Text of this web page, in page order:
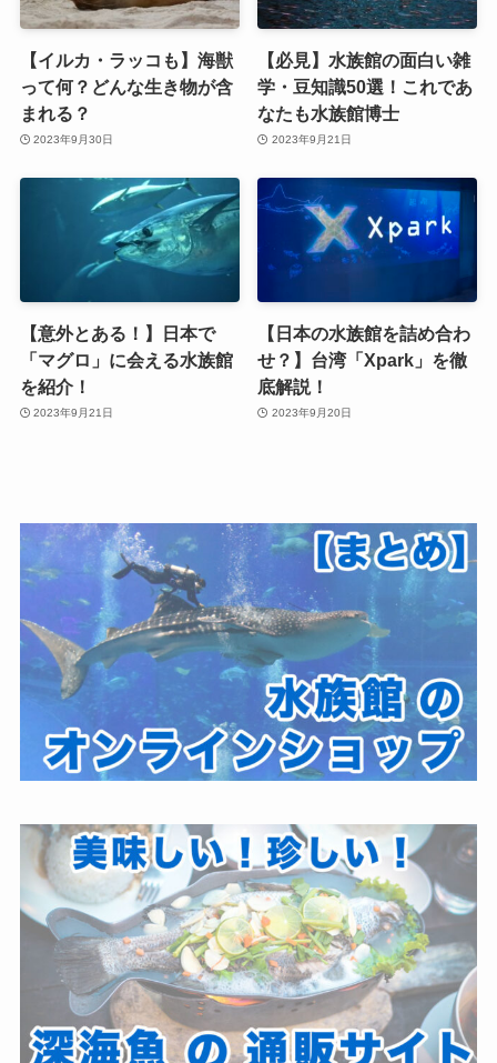
【イルカ・ラッコも】海獣
って何？どんな生き物が含
まれる？
2023年9月30日
【必見】水族館の面白い雑
学・豆知識50選！これであ
なたも水族館博士
2023年9月21日
【意外とある！】日本で
「マグロ」に会える水族館
を紹介！
2023年9月21日
【日本の水族館を詰め合わ
せ？】台湾「Xpark」を徹
底解説！
2023年9月20日